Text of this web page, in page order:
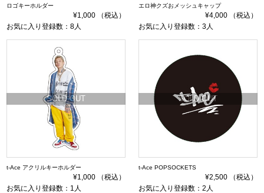
ロゴキーホルダー
¥1,000 （税込）
お気に入り登録数：8人
エロ神クズおメッシュキャップ
¥4,000 （税込）
お気に入り登録数：3人
SOLD OUT
t-Ace アクリルキーホルダー
¥1,000 （税込）
お気に入り登録数：1人
SOLD OUT
t-Ace POPSOCKETS
¥2,500 （税込）
お気に入り登録数：2人